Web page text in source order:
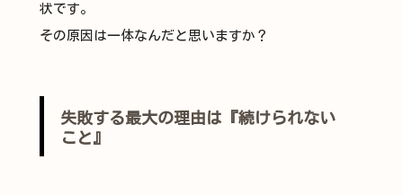
状です。
その原因は一体なんだと思いますか？
失敗する最大の理由は『続けられない
こと』